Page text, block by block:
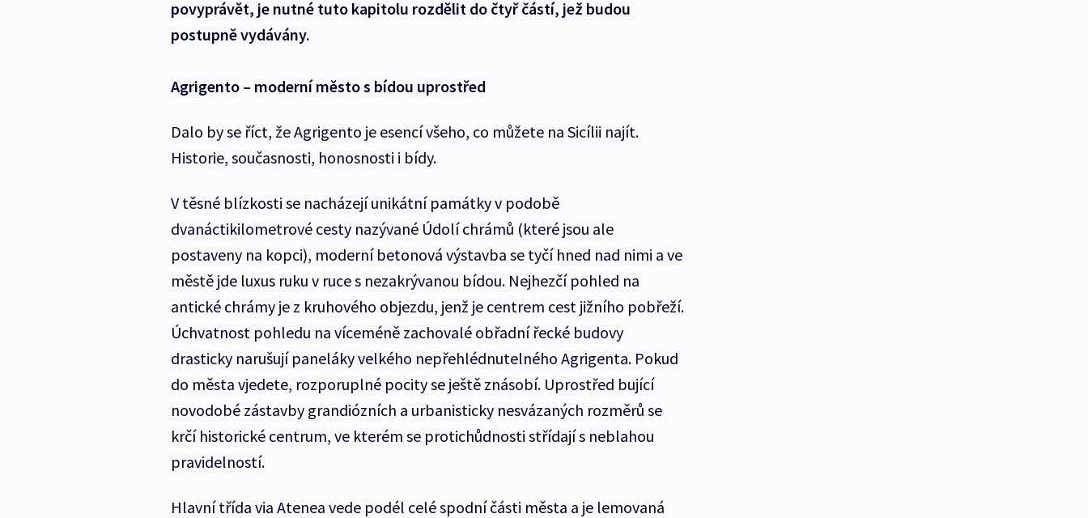
povyprávět, je nutné tuto kapitolu rozdělit do čtyř částí, jež budou
postupně vydávány.
Agrigento – moderní město s bídou uprostřed
Dalo by se říct, že Agrigento je esencí všeho, co můžete na Sicílii najít.
Historie, současnosti, honosnosti i bídy.
V těsné blízkosti se nacházejí unikátní památky v podobě
dvanáctikilometrové cesty nazývané Údolí chrámů (které jsou ale
postaveny na kopci), moderní betonová výstavba se tyčí hned nad nimi a ve
městě jde luxus ruku v ruce s nezakrývanou bídou. Nejhezčí pohled na
antické chrámy je z kruhového objezdu, jenž je centrem cest jižního pobřeží.
Úchvatnost pohledu na víceméně zachovalé obřadní řecké budovy
drasticky narušují paneláky velkého nepřehlédnutelného Agrigenta. Pokud
do města vjedete, rozporuplné pocity se ještě znásobí. Uprostřed bující
novodobé zástavby grandiózních a urbanisticky nesvázaných rozměrů se
krčí historické centrum, ve kterém se protichůdnosti střídají s neblahou
pravidelností.
Hlavní třída via Atenea vede podél celé spodní části města a je lemovaná